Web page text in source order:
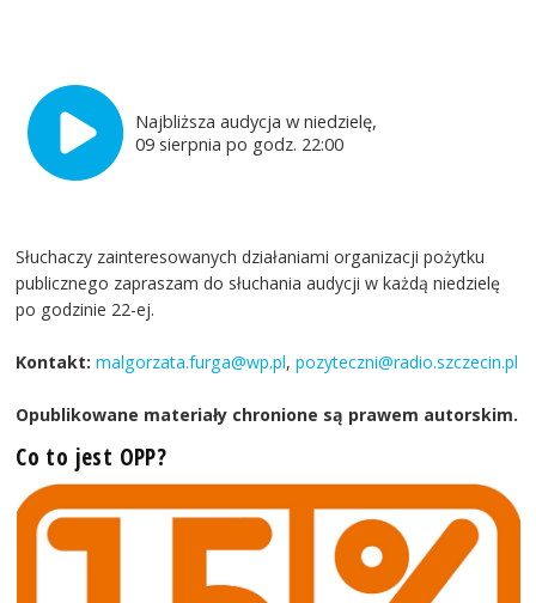
Najbliższa audycja w niedzielę,
09 sierpnia po godz. 22:00
Słuchaczy zainteresowanych działaniami organizacji pożytku
publicznego zapraszam do słuchania audycji w każdą niedzielę
po godzinie 22-ej.
Kontakt: malgorzata.furga@wp.pl,pozyteczni@radio.szczecin.pl
Opublikowane materiały chronione są prawem autorskim.
Co to jest OPP?